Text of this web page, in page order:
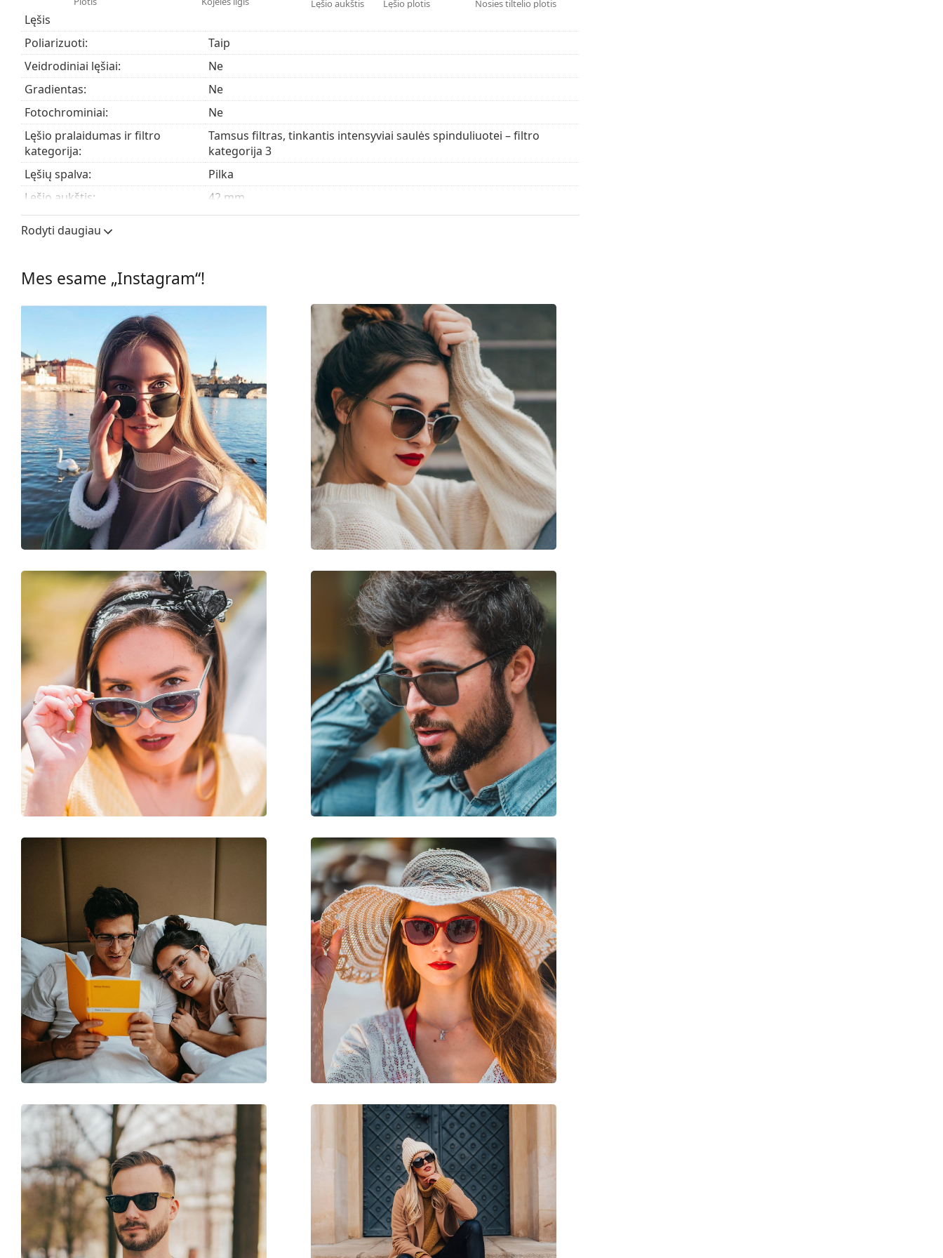
paplūdimyje ar mieste.
Priedai
Saulės akinius pristatome originaliame dėkle. Dėklo spalva ir dizainas gali skirtis.
Pridedama valymo šluostė idealiai tinka saulės akinių valymui ir priežiūrai. Atkreipkite dėmesį, kad kai
kurie modeliai gali būti su medžiaginiu maišeliu vietoj valymo šluostės.
Atraskite visą mūsų
asortimentą, kad rastumėte daugiau populiarių prekių ženklų modelių.
Lęšio aukštis Lęšio plotis Nosies tiltelio plotis
Lęšis
Poliarizuoti:
Taip
Veidrodiniai lęšiai:
Ne
Gradientas:
Ne
Fotochrominiai:
Ne
Lęšio pralaidumas ir filtro
kategorija:
Tamsus filtras, tinkantis intensyviai saulės spinduliuotei – filtro
kategorija 3
Lęšių spalva:
Pilka
Lęšio aukštis:
42 mm
Lęšio plotis:
59 mm
Rėmelis
Stačiakampiai
Rėmelių spalva:
Rėmelių medžiaga:
Plastikas
Dydis:
M
Plotis:
137 mm
Kojelės ilgis:
145 mm
Nosies tiltelio plotis:
17 mm
Svoris:
150 g
Reguliuojamos nosies
pagalvėlės:
Ne
Priedai
Valymo šluostė:
Vyrams
Kategorija:
Akiniai nuo saulės
Prekės ženklas:
Polo Ralph Lauren
Naudojimas:
Madingi
Kodas:
0PH 4133 528481 59
Rodyti daugiau
Mes esame „Instagram“!